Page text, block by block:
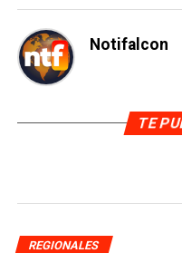
Notifalcon
TE
REGIONALES